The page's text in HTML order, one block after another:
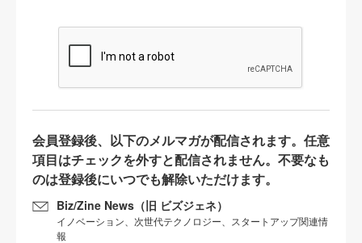
会員登録後、以下のメルマガが配信されます。任意
項目はチェックを外すと配信されません。不要なも
のは登録後にいつでも解除いただけます。
Biz/Zine News（旧 ビズジェネ）
イノベーション、次世代テクノロジー、スタートアップ関連情
報